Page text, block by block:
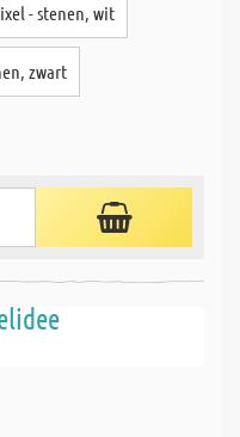
- stenen, wit
zwart